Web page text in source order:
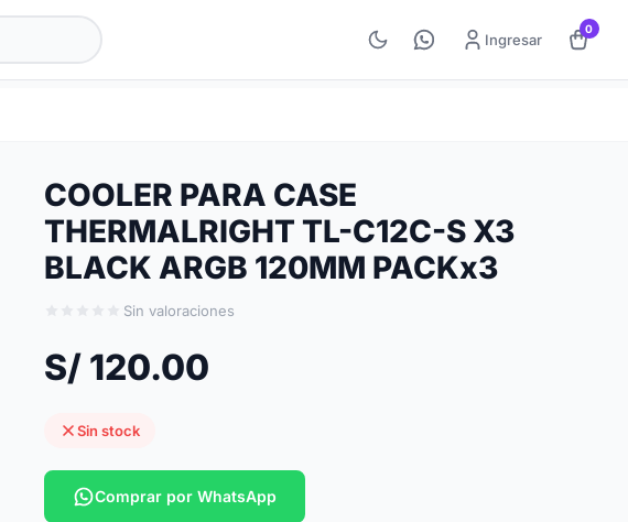
Ingresar
0
COOLER PARA CASE
THERMALRIGHT TL-C12C-S X3
BLACK ARGB 120MM PACKx3
Sin valoraciones
S/ 120.00
Sin stock
Comprar por WhatsApp